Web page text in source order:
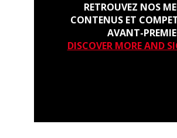
RETROUVEZ NOS
CONTENUS ET
AVANT-
DISCOVER MORE AND